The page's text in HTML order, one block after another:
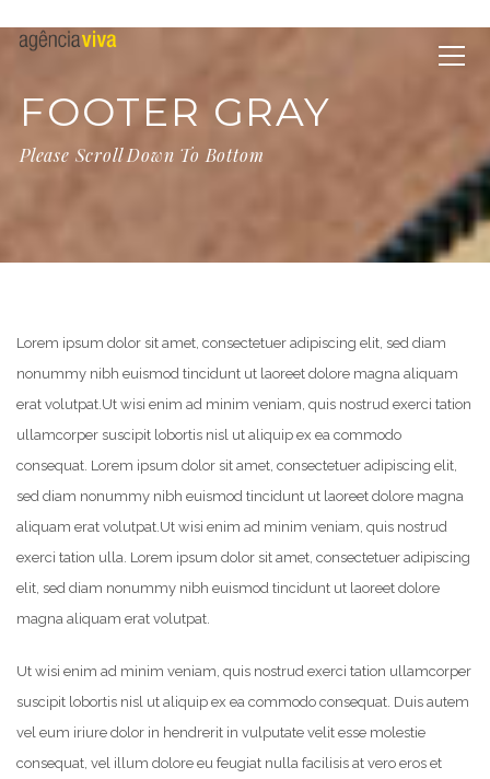
FOOTER GRAY
Please Scroll Down To Bottom
Lorem ipsum dolor sit amet, consectetuer adipiscing elit, sed diam
nonummy nibh euismod tincidunt ut laoreet dolore magna aliquam
erat volutpat.Ut wisi enim ad minim veniam, quis nostrud exerci tation
ullamcorper suscipit lobortis nisl ut aliquip ex ea commodo
consequat. Lorem ipsum dolor sit amet, consectetuer adipiscing elit,
sed diam nonummy nibh euismod tincidunt ut laoreet dolore magna
aliquam erat volutpat.Ut wisi enim ad minim veniam, quis nostrud
exerci tation ulla. Lorem ipsum dolor sit amet, consectetuer adipiscing
elit, sed diam nonummy nibh euismod tincidunt ut laoreet dolore
magna aliquam erat volutpat.
Ut wisi enim ad minim veniam, quis nostrud exerci tation ullamcorper
suscipit lobortis nisl ut aliquip ex ea commodo consequat. Duis autem
vel eum iriure dolor in hendrerit in vulputate velit esse molestie
consequat, vel illum dolore eu feugiat nulla facilisis at vero eros et